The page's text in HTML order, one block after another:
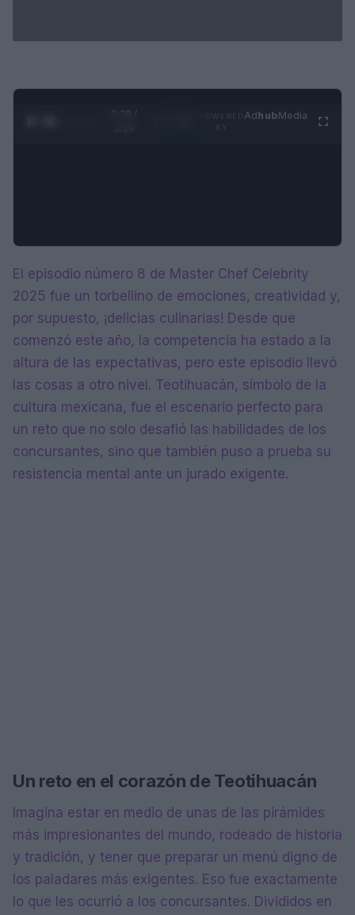
0:28 /
AdhubMedia
El episodio número 8 de Master Chef Celebrity
2025 fue un torbellino de emociones, creatividad y,
por supuesto, ¡delicias culinarias! Desde que
comenzó este año, la competencia ha estado a la
altura de las expectativas, pero este episodio llevó
las cosas a otro nivel. Teotihuacán, símbolo de la
cultura mexicana, fue el escenario perfecto para
un reto que no solo desafió las habilidades de los
concursantes, sino que también puso a prueba su
resistencia mental ante un jurado exigente.
Un reto en el corazón de Teotihuacán
Imagina estar en medio de unas de las pirámides
más impresionantes del mundo, rodeado de historia
y tradición, y tener que preparar un menú digno de
los paladares más exigentes. Eso fue exactamente
lo que les ocurrió a los concursantes. Divididos en